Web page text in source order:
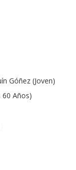
Góñez (Joven)
60 Años)